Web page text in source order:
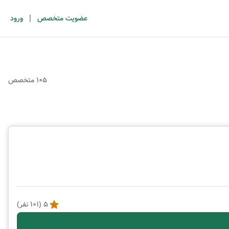
عضویت متخصص | ورود
105 متخصص
5
(
101 نفر)